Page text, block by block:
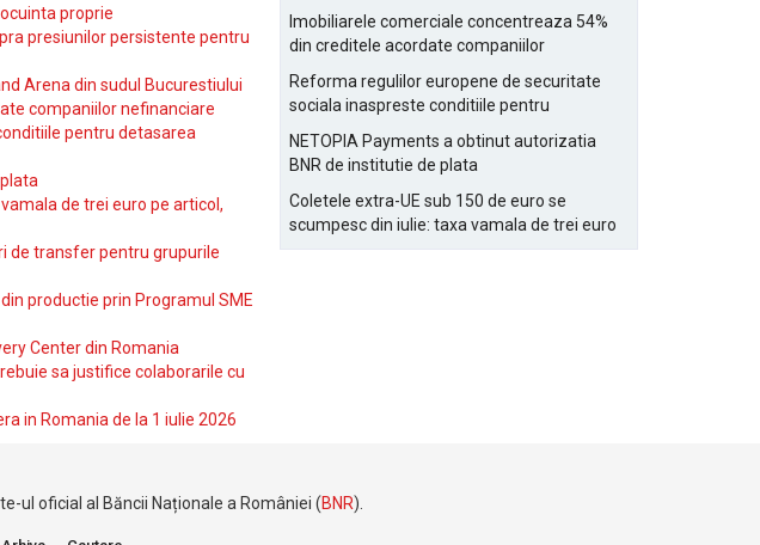
proprie
presiunilor persistente pentru
Arena din sudul Bucurestiului
companiilor nefinanciare
pentru detasarea
de trei euro pe articol,
de transfer pentru grupurile
productie prin Programul SME
Center din Romania
sa justifice colaborarile cu
in Romania de la 1 iulie 2026
Imobiliarele comerciale concentreaza 54%
din creditele acordate companiilor
Reforma regulilor europene de securitate
sociala inaspreste conditiile pentru
NETOPIA Payments a obtinut autorizatia
BNR de institutie de plata
Coletele extra-UE sub 150 de euro se
scumpesc din iulie: taxa vamala de trei euro
pe articol, adaugata la taxa logistica
ul oficial al Băncii Naționale a României (BNR).